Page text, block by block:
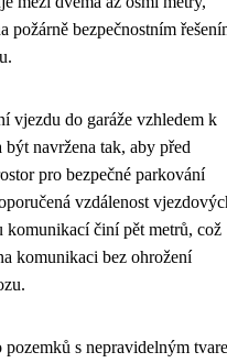
požárně bezpečnostním
vjezdu do garáže vzhledem k
navržena tak, aby před
pro bezpečné parkování
vzdálenost
komunikací činí pět metrů, což
komunikaci bez ohrožení
s nepravidelným